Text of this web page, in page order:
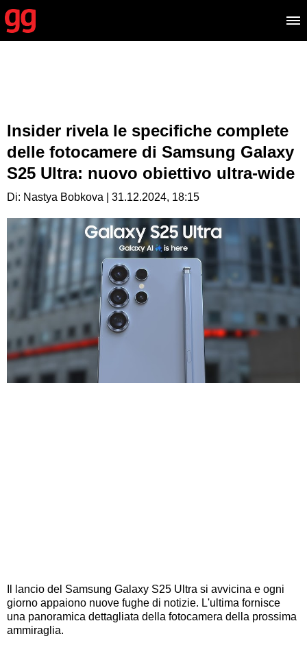
Insider rivela le specifiche complete
delle fotocamere di Samsung Galaxy
S25 Ultra: nuovo obiettivo ultra-wide
Di: Nastya Bobkova | 31.12.2024, 18:15
Il lancio del Samsung Galaxy S25 Ultra si avvicina e ogni
giorno appaiono nuove fughe di notizie. L'ultima fornisce
una panoramica dettagliata della fotocamera della prossima
ammiraglia.